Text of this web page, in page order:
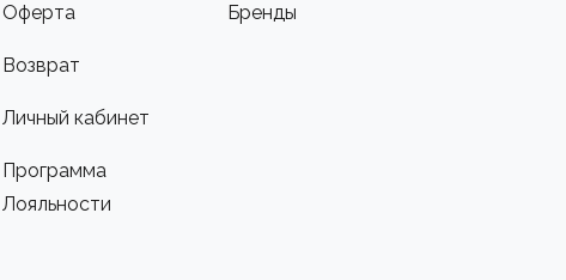
Оферта
Возврат
Личный кабинет
Программа
Лояльности
Бренды